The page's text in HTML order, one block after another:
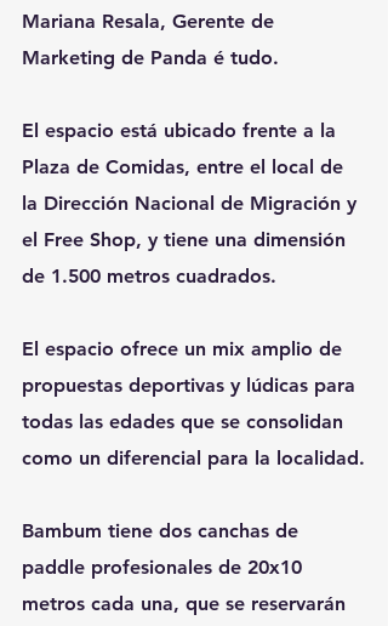
Mariana Resala, Gerente de
Marketing de Panda é tudo.
El espacio está ubicado frente a la
Plaza de Comidas, entre el local de
la Dirección Nacional de Migración y
el Free Shop, y tiene una dimensión
de 1.500 metros cuadrados.
El espacio ofrece un mix amplio de
propuestas deportivas y lúdicas para
todas las edades que se consolidan
como un diferencial para la localidad.
Bambum tiene dos canchas de
paddle profesionales de 20x10
metros cada una, que se reservarán